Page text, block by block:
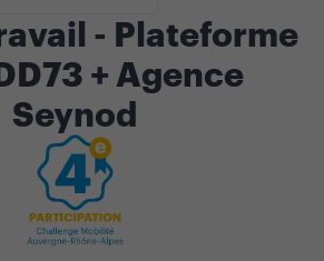
- Plateforme
+ Agence
Seynod